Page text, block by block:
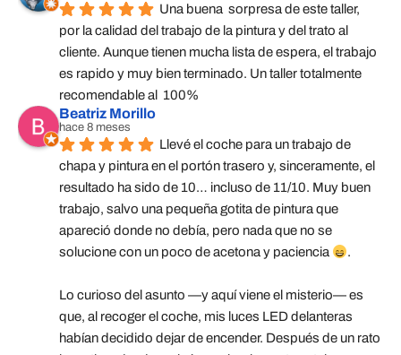
Una buena  sorpresa de este taller,
por la calidad del trabajo de la pintura y del trato al
cliente. Aunque tienen mucha lista de espera, el trabajo
es rapido y muy bien terminado. Un taller totalmente
recomendable al  100%
Beatriz Morillo
hace 8 meses
Llevé el coche para un trabajo de
chapa y pintura en el portón trasero y, sinceramente, el
resultado ha sido de 10… incluso de 11/10. Muy buen
trabajo, salvo una pequeña gotita de pintura que
apareció donde no debía, pero nada que no se
solucione con un poco de acetona y paciencia
.
Lo curioso del asunto —y aquí viene el misterio— es
que, al recoger el coche, mis luces LED delanteras
habían decidido dejar de encender. Después de un rato